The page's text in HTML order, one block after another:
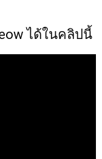
ได้ในคลิปนี้